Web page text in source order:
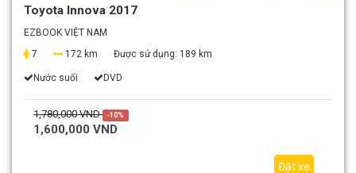
Toyota Innova 2017
EZBOOK VIỆT NAM
7
172 km Được sử dụng: 189 km
Nước suối DVD
1,780,000 VND -10%
1,600,000 VND
Đặt xe